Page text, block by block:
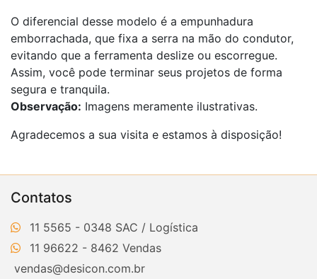
O diferencial desse modelo é a empunhadura
emborrachada, que fixa a serra na mão do condutor,
evitando que a ferramenta deslize ou escorregue.
Assim, você pode terminar seus projetos de forma
segura e tranquila.
Observação: Imagens meramente ilustrativas.
Agradecemos a sua visita e estamos à disposição!
Contatos
11 5565 - 0348
11 96622 - 8462
vendas@desicon.com.br